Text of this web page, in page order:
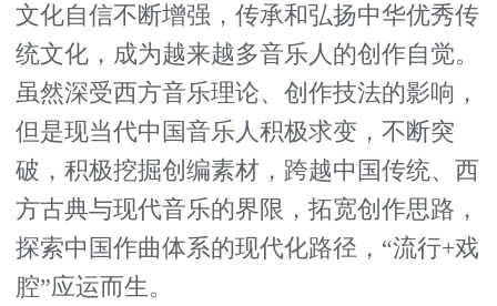
文化自信不断增强，传承和弘扬中华优秀传
统文化，成为越来越多音乐人的创作自觉。
虽然深受西方音乐理论、创作技法的影响，
但是现当代中国音乐人积极求变，不断突
破，积极挖掘创编素材，跨越中国传统、西
方古典与现代音乐的界限，拓宽创作思路，
探索中国作曲体系的现代化路径，“流行+戏
腔”应运而生。